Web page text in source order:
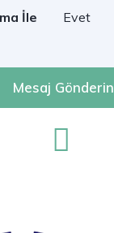
İle
Evet
Mesaj Gönderin